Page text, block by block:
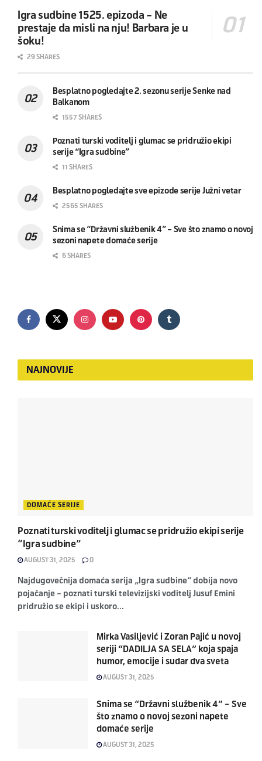
Igra sudbine 1525. epizoda – Ne
prestaje da misli na nju! Barbara je u
šoku!
29 SHARES
Besplatno pogledajte 2. sezonu serije Senke nad
Balkanom
1557 SHARES
Poznati turski voditelj i glumac se pridružio ekipi
serije “Igra sudbine”
11 SHARES
Besplatno pogledajte sve epizode serije Južni vetar
2565 SHARES
Snima se “Državni službenik 4” – Sve što znamo o novoj
sezoni napete domaće serije
6 SHARES
NAJNOVIJE
DOMAĆE SERIJE
Poznati turski voditelj i glumac se pridružio ekipi serije
“Igra sudbine”
AUGUST 31, 2025 0
Najdugovečnija domaća serija „Igra sudbine“ dobija novo
pojačanje – poznati turski televizijski voditelj Jusuf Emini
pridružio se ekipi i uskoro...
Mirka Vasiljević i Zoran Pajić u novoj
seriji “DADILJA SA SELA” koja spaja
humor, emocije i sudar dva sveta
AUGUST 31, 2025
Snima se “Državni službenik 4” – Sve
što znamo o novoj sezoni napete
domaće serije
AUGUST 31, 2025